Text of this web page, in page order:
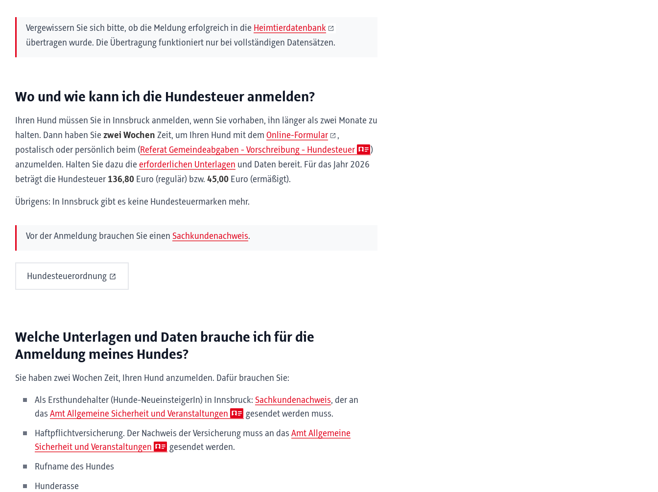
Vergewissern Sie sich bitte, ob die Meldung erfolgreich in die Heimtierdatenbank
übertragen wurde. Die Übertragung funktioniert nur bei vollständigen Datensätzen.
Wo und wie kann ich die Hundesteuer anmelden?
Ihren Hund müssen Sie in Innsbruck anmelden, wenn Sie vorhaben, ihn länger als zwei Monate zu
halten. Dann haben Sie zwei Wochen Zeit, um Ihren Hund mit dem Online-Formular
,
postalisch oder persönlich beim (Referat Gemeindeabgaben - Vorschreibung - Hundesteuer
)
anzumelden. Halten Sie dazu die erforderlichen Unterlagen und Daten bereit. Für das Jahr 2026
beträgt die Hundesteuer 136,80 Euro (regulär) bzw. 45,00 Euro (ermäßigt).
Übrigens: In Innsbruck gibt es keine Hundesteuermarken mehr.
Vor der Anmeldung brauchen Sie einen Sachkundenachweis.
Hundesteuerordnung
Welche Unterlagen und Daten brauche ich für die
Anmeldung meines Hundes?
Sie haben zwei Wochen Zeit, Ihren Hund anzumelden. Dafür brauchen Sie:
Als Ersthundehalter (Hunde-NeueinsteigerIn) in Innsbruck: Sachkundenachweis, der an
das Amt Allgemeine Sicherheit und Veranstaltungen
gesendet werden muss.
Haftpflichtversicherung. Der Nachweis der Versicherung muss an das Amt Allgemeine
Sicherheit und Veranstaltungen
gesendet werden.
Rufname des Hundes
Hunderasse